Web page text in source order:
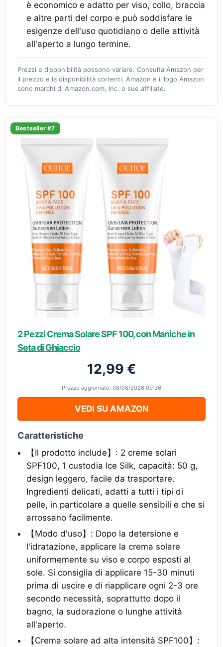
è economico e adatto per viso, collo, braccia
e altre parti del corpo e può soddisfare le
esigenze dell'uso quotidiano o delle attività
all'aperto a lungo termine.
Prezzi e disponibilità possono variare. Consulta Amazon per
il prezzo e la disponibilità correnti. Amazon e il logo Amazon
sono marchi di Amazon.com, Inc. o sue affiliate.
Bestseller #7
2 Pezzi Crema Solare SPF 100, con Maniche in
Seta di Ghiaccio
12,99 €
Prezzo aggiornato: 08/08/2026 09:36
VEDI SU AMAZON
Caratteristiche
【Il prodotto include】: 2 creme solari
SPF100, 1 custodia Ice Silk, capacità: 50 g,
design leggero, facile da trasportare.
Ingredienti delicati, adatti a tutti i tipi di
pelle, in particolare a quelle sensibili e che si
arrossano facilmente.
【Modo d'uso】: Dopo la detersione e
l'idratazione, applicare la crema solare
uniformemente su viso e corpo esposti al
sole. Si consiglia di applicare 15-30 minuti
prima di uscire e di riapplicare ogni 2-3 ore
secondo necessità, soprattutto dopo il
bagno, la sudorazione o lunghe attività
all'aperto.
【Crema solare ad alta intensità SPF100】: